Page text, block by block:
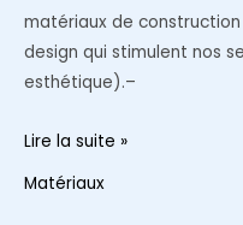
matériaux de
design qui stimulent nos
esthétique).–
L’Architecture
Lire la suite »
Matériaux